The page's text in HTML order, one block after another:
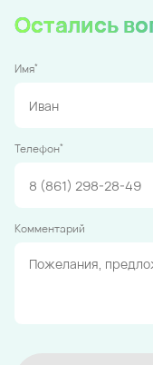
Остались
Имя*
Телефон*
Комментарий